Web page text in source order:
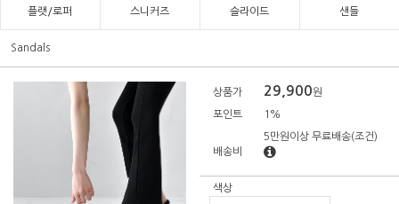
플랫/로퍼 스니커즈 슬라이드 샌들
Sandals
상품가 29,900원
포인트 1%
배송비
5만원이상 무료배송(조건)
색상